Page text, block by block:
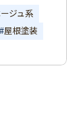
ジュ系
屋根塗装